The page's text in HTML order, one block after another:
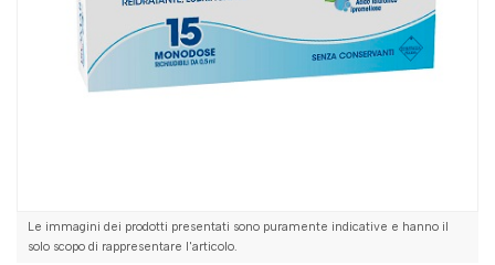
Le immagini dei prodotti presentati sono puramente indicative e hanno il
solo scopo di rappresentare l'articolo.